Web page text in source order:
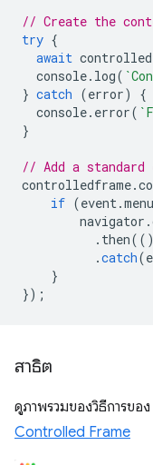
// Create the
try {
await
console. log(
} catch (error)
{
console. error(
}
// Add a
controlledframe.
if (event.
navigator .
. then(()
.catch(
}
});
สาธิต
ดูภาพรวมของวิธีการข
Controlled Frame